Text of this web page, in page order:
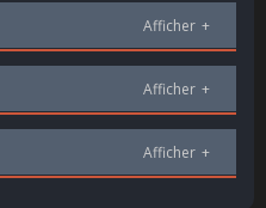
Afficher +
Afficher +
Afficher +